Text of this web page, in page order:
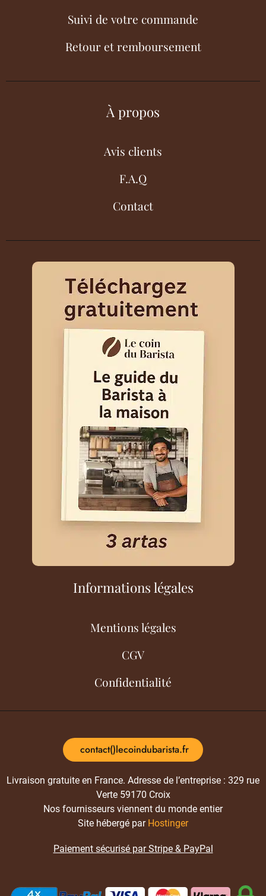
Suivi de votre commande
Retour et remboursement
À propos
Avis clients
F.A.Q
Contact
Informations légales
Mentions légales
CGV
Confidentialité
contact()lecoindubarista.fr
Livraison gratuite en France. Adresse de l’entreprise : 329 rue
Verte 59170 Croix
Nos fournisseurs viennent du monde entier
Site hébergé par Hostinger
Paiement sécurisé par Stripe & PayPal